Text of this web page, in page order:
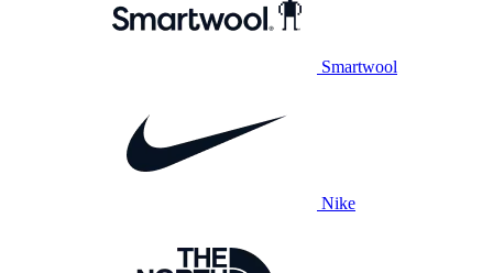
Smartwool
Nike